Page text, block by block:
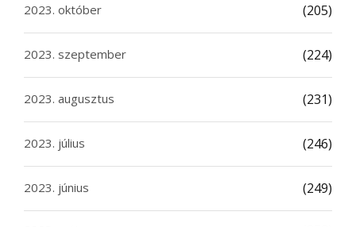
2023. október (205)
2023. szeptember (224)
2023. augusztus (231)
2023. július (246)
2023. június (249)